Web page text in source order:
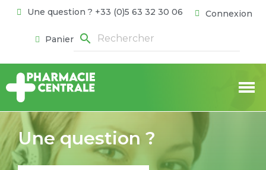
Une question ? +33 (0)5 63 32 30 06 Connexion
Panier search
Une question ?